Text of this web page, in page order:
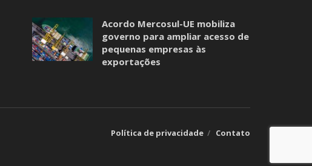
Acordo Mercosul-UE mobiliza
governo para ampliar acesso de
pequenas empresas às
exportações
Política de privacidade Contato